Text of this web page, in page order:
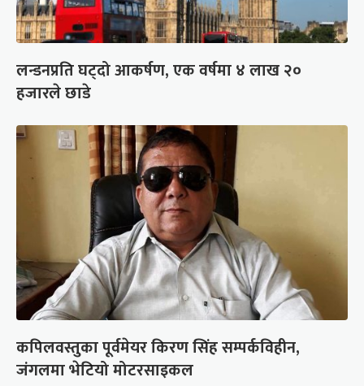
लन्डनप्रति घट्दो आकर्षण, एक वर्षमा ४ लाख २०
हजारले छाडे
कपिलवस्तुका पूर्वमेयर किरण सिंह सम्पर्कविहीन,
जंगलमा भेटियो मोटरसाइकल